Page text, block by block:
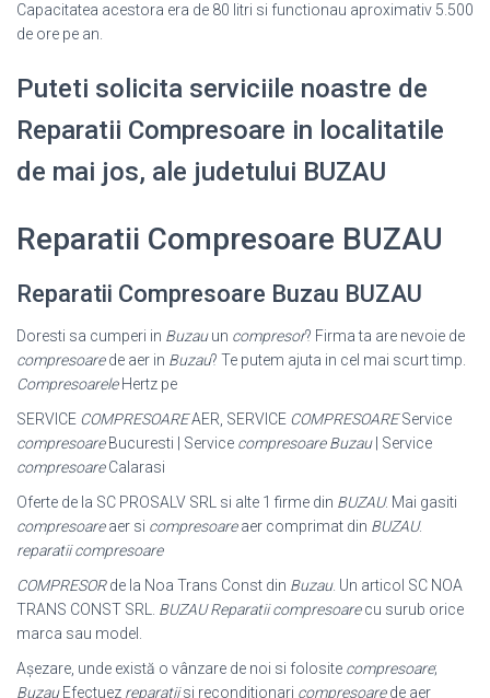
Capacitatea acestora era de 80 litri si functionau aproximativ 5.500
de ore pe an.
Puteti solicita serviciile noastre de
Reparatii Compresoare in localitatile
de mai jos, ale judetului BUZAU
Reparatii Compresoare BUZAU
Reparatii Compresoare Buzau BUZAU
Doresti sa cumperi in Buzauun compresor? Firma ta are nevoie de
compresoarede aer in Buzau? Te putem ajuta in cel mai scurt timp.
CompresoareleHertz pe
SERVICE COMPRESOAREAER, SERVICE COMPRESOAREService
compresoareBucuresti | Service compresoare Buzau| Service
compresoareCalarasi
Oferte de la SC PROSALV SRL si alte 1 firme din BUZAU. Mai gasiti
compresoareaer si compresoareaer comprimat din BUZAU.
reparatii compresoare
COMPRESORde la Noa Trans Const din Buzau. Un articol SC NOA
TRANS CONST SRL. BUZAU Reparatii compresoarecu surub orice
marca sau model.
Așezare, unde există o vânzare de noi si folosite compresoare;
BuzauEfectuez reparatiisi reconditionari compresoarede aer